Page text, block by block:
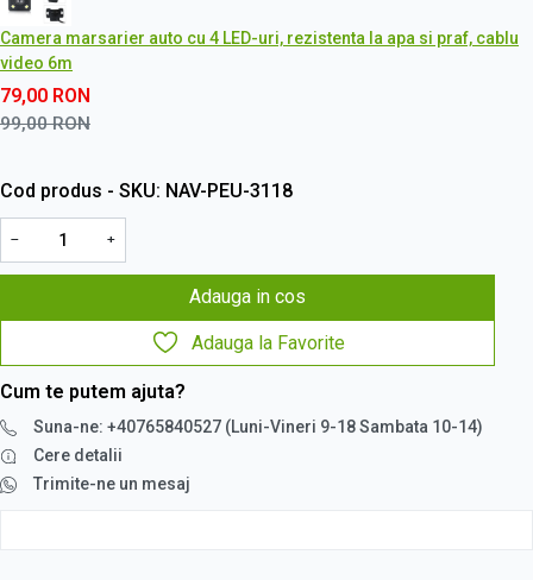
Camera marsarier auto cu 4 LED-uri, rezistenta la apa si praf, cablu
video 6m
79,00 RON
99,00RON
Cod produs - SKU NAV-PEU-3118
− +
Adauga in cos
Adauga la Favorite
Cum te putem ajuta?
Suna-ne: +40765840527 (Luni-Vineri 9-18 Sambata 10-14)
Cere detalii
Trimite-ne un mesaj